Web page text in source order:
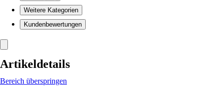
Weitere Kategorien
Kundenbewertungen
Artikeldetails
Bereich überspringen